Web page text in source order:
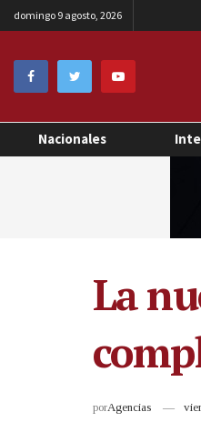
domingo 9 agosto, 2026
Nacionales
La
porAgencias